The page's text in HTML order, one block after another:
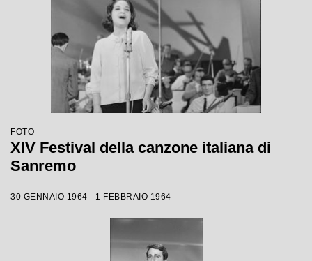
FOTO
XIV Festival della canzone italiana di
Sanremo
30 GENNAIO 1964 - 1 FEBBRAIO 1964